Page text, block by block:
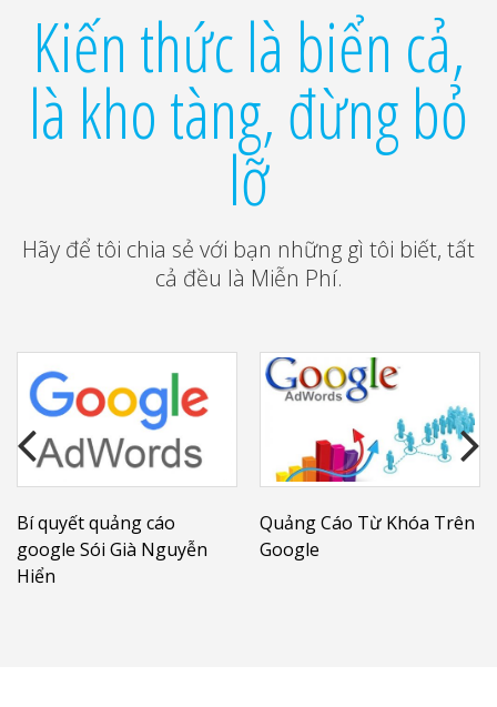
Kiến thức là biển cả,
là kho tàng, đừng bỏ
lỡ
Hãy để tôi chia sẻ với bạn những gì tôi biết, tất
cả đều là Miễn Phí.
Bí quyết quảng cáo
google Sói Già Nguyễn
Hiển
Quảng Cáo Từ Khóa Trên
Google